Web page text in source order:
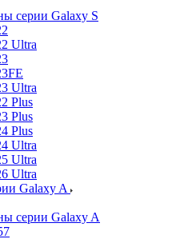
серии Galaxy S
Ultra
Ultra
Plus
Plus
Plus
Ultra
Ultra
Ultra
Galaxy A
серии Galaxy A